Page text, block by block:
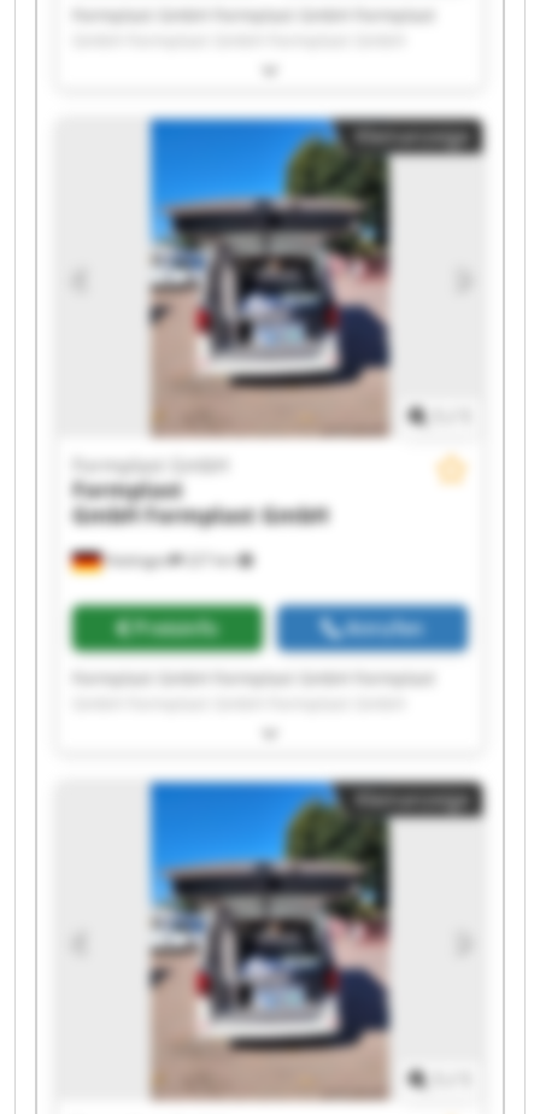
Formplast GmbH Formplast GmbH Formplast
Formplast GmbH Formplast GmbH Formplast
GmbH Formplast GmbH Formplast GmbH
Formplast GmbH Formplast GmbH Formplast
GmbH Formplast GmbH Formplast GmbH
Kleinanzeige
Hattingen 227 km
Formplast GmbH
Formplast
GmbH Formplast GmbH
Preisinfo Anrufen
Formplast GmbH Formplast GmbH Formplast
Formplast GmbH Formplast GmbH Formplast
GmbH Formplast GmbH Formplast GmbH
Formplast GmbH Formplast GmbH Formplast
GmbH Formplast GmbH Formplast GmbH
Kleinanzeige